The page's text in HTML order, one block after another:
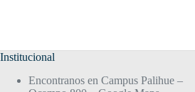
Institucional
Encontranos en Campus Palihue –